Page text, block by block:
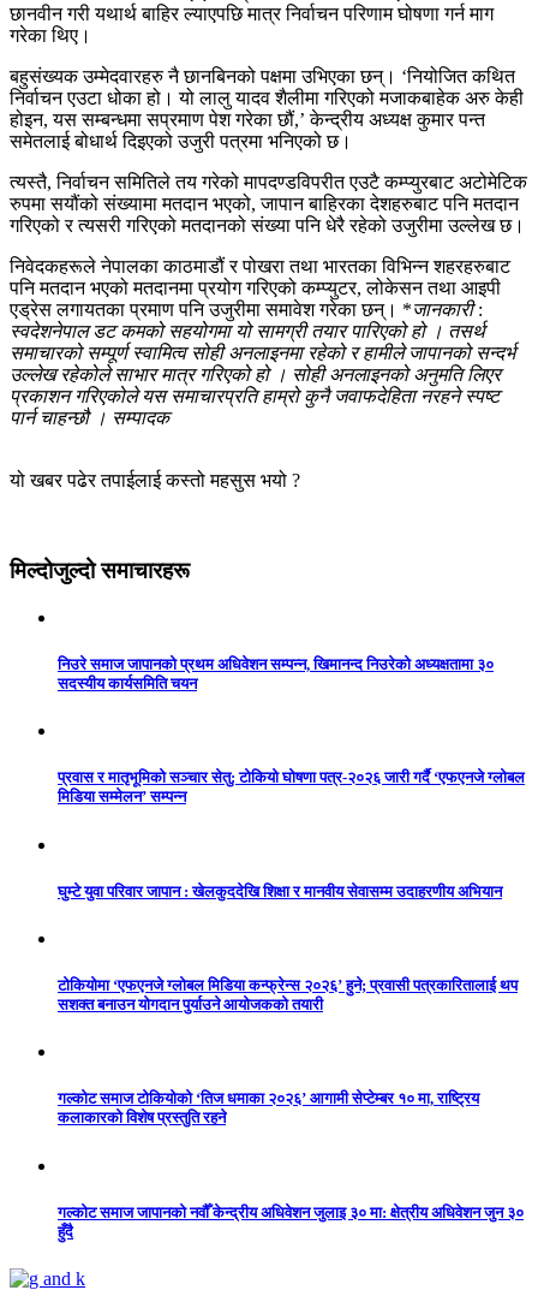
छानवीन गरी यथार्थ बाहिर ल्याएपछि मात्र निर्वाचन परिणाम घोषणा गर्न माग
गरेका थिए।
बहुसंख्यक उम्मेदवारहरु नै छानबिनको पक्षमा उभिएका छन्। ‘नियोजित कथित
निर्वाचन एउटा धोका हो। यो लालु यादव शैलीमा गरिएको मजाकबाहेक अरु केही
होइन, यस सम्बन्धमा सप्रमाण पेश गरेका छौं,’ केन्द्रीय अध्यक्ष कुमार पन्त
समेतलाई बोधार्थ दिइएको उजुरी पत्रमा भनिएको छ।
त्यस्तै, निर्वाचन समितिले तय गरेको मापदण्डविपरीत एउटै कम्प्युरबाट अटोमेटिक
रुपमा सयौंको संख्यामा मतदान भएको, जापान बाहिरका देशहरुबाट पनि मतदान
गरिएको र त्यसरी गरिएको मतदानको संख्या पनि धेरै रहेको उजुरीमा उल्लेख छ।
निवेदकहरूले नेपालका काठमाडौं र पोखरा तथा भारतका विभिन्न शहरहरुबाट
पनि मतदान भएको मतदानमा प्रयोग गरिएको कम्प्युटर, लोकेसन तथा आइपी
एड्रेस लगायतका प्रमाण पनि उजुरीमा समावेश गरेका छन्। *जानकारी:
स्वदेशनेपाल डट कमको सहयोगमा यो सामग्री तयार पारिएको हो । तसर्थ
समाचारको सम्पूर्ण स्वामित्व सोही अनलाइनमा रहेको र हामीले जापानको सन्दर्भ
उल्लेख रहेकोले साभार मात्र गरिएको हो । सोही अनलाइनको अनुमति लिएर
प्रकाशन गरिएकोले यस समाचारप्रति हाम्रो कुनै जवाफदेहिता नरहने स्पष्ट
पार्न चाहन्छौ । सम्पादक
यो खबर पढेर तपाईलाई कस्तो महसुस भयो ?
मिल्दोजुल्दो समाचारहरू
निउरे समाज जापानको प्रथम अधिवेशन सम्पन्न, खिमानन्द निउरेको अध्यक्षतामा ३०
सदस्यीय कार्यसमिति चयन
प्रवास र मातृभूमिको सञ्चार सेतु: टोकियो घोषणा पत्र-२०२६ जारी गर्दै ‘एफएनजे ग्लोबल
मिडिया सम्मेलन’ सम्पन्न
घुम्टे युवा परिवार जापान : खेलकुददेखि शिक्षा र मानवीय सेवासम्म उदाहरणीय अभियान
टोकियोमा ‘एफएनजे ग्लोबल मिडिया कन्फ्रेन्स २०२६’ हुने; प्रवासी पत्रकारितालाई थप
सशक्त बनाउन योगदान पुर्याउने आयोजकको तयारी
गल्कोट समाज टोकियोको ‘तिज धमाका २०२६’ आगामी सेप्टेम्बर १० मा, राष्ट्रिय
कलाकारको विशेष प्रस्तुति रहने
गल्कोट समाज जापानको नवौँ केन्द्रीय अधिवेशन जुलाइ ३० मा: क्षेत्रीय अधिवेशन जुन ३०
हुँदै